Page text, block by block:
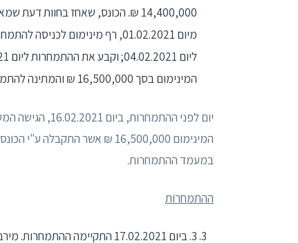
המינימום בסך 16,500,000 ₪ והמתינה להתמחרות.
יום לפני ההתמחרות, ביום 16.02.2021, הגישה המערערת (להלן –
המינימום 16,500,000 ₪ אשר התקבלה ע"י הכונס "
במעמד ההתמחרות.
ההתמחרות
3. ביום 17.02.2021 התקיימה